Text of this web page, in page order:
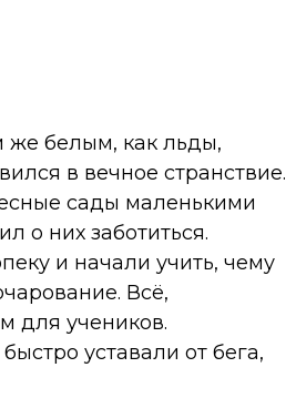
же белым, как льды,
в вечное странствие.
сады маленькими
о них заботиться.
и начали учить, чему
Всё,
для учеников.
уставали от бега,